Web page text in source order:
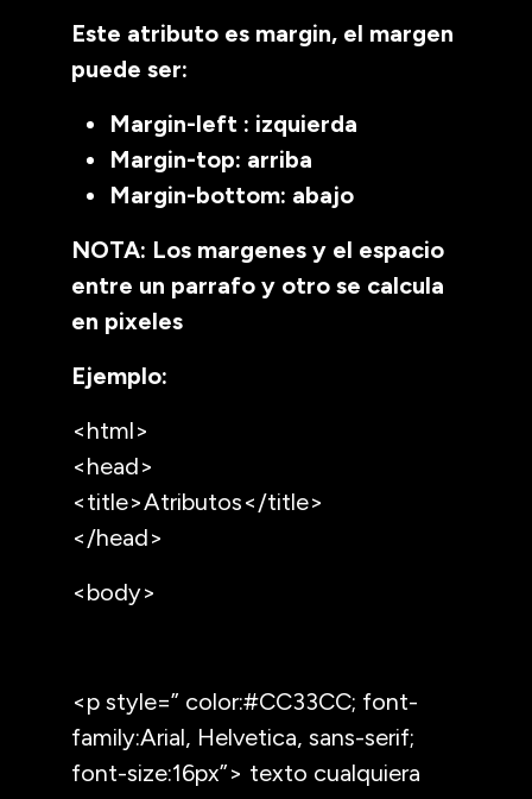
Este atributo es margin, el margen
puede ser:
Margin-left : izquierda
Margin-top: arriba
Margin-bottom: abajo
NOTA: Los margenes y el espacio
entre un parrafo y otro se calcula
en pixeles
Ejemplo:
<html>
<head>
<title>Atributos</title>
</head>
<body>
<p style=” color:#CC33CC; font-
family:Arial, Helvetica, sans-serif;
font-size:16px”> texto cualquiera